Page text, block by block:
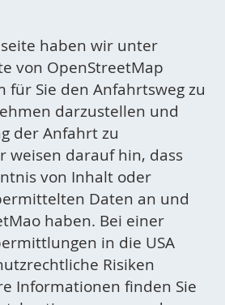
haben wir unter
von OpenStreetMap
für Sie den Anfahrtsweg zu
darzustellen und
der Anfahrt zu
weisen darauf hin, dass
von Inhalt oder
Daten an und
haben. Bei einer
in die USA
Risiken
Informationen finden Sie